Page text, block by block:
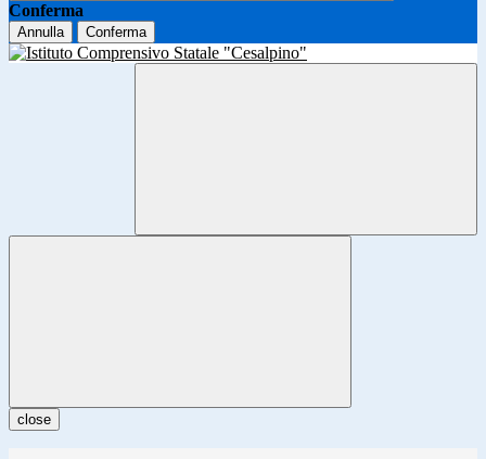
Conferma
Annulla Conferma
close